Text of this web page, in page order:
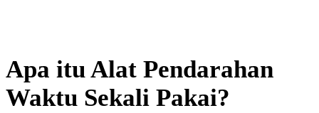
Apa itu Alat Pendarahan
Waktu Sekali Pakai?